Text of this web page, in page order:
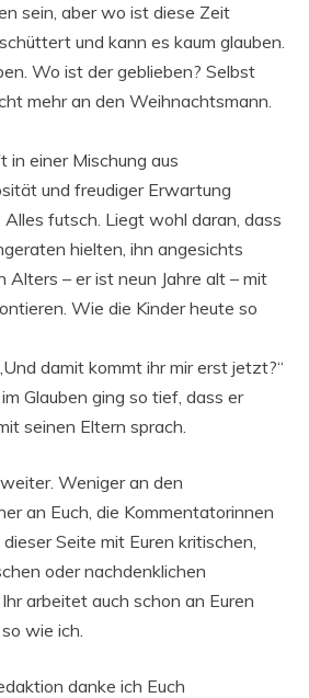
sein, aber wo ist diese Zeit
und kann es kaum glauben.
Wo ist der geblieben? Selbst
mehr an den Weihnachtsmann.
in einer Mischung aus
und freudiger Erwartung
futsch. Liegt wohl daran, dass
hielten, ihn angesichts
Alters – er ist neun Jahre alt – mit
Wie die Kinder heute so
damit kommt ihr mir erst jetzt?“
Glauben ging so tief, dass er
seinen Eltern sprach.
Weniger an den
an Euch, die Kommentatorinnen
Seite mit Euren kritischen,
oder nachdenklichen
arbeitet auch schon an Euren
wie ich.
danke ich Euch